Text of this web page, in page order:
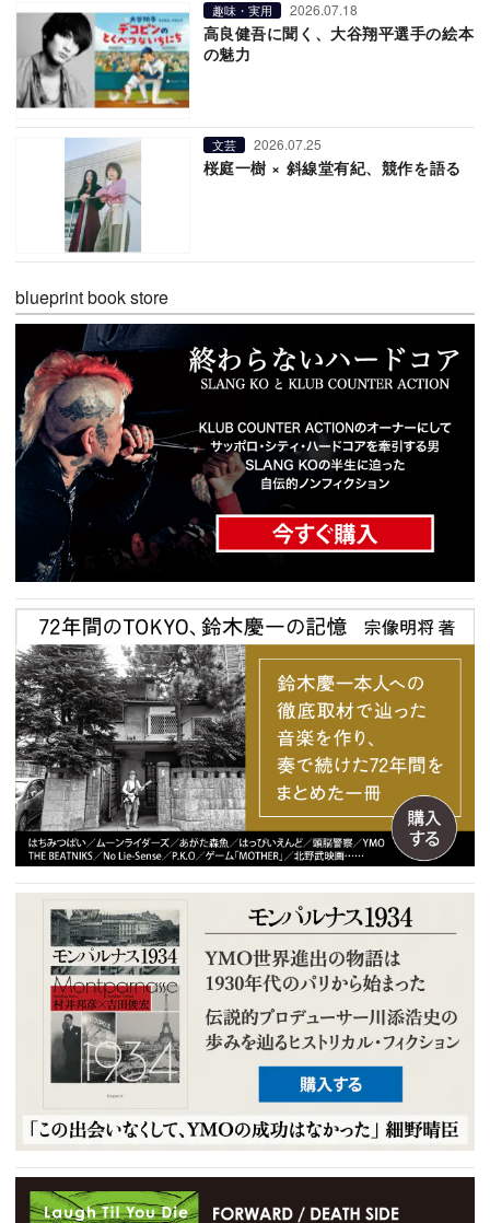
趣味・実用 2026.07.18
高良健吾に聞く、大谷翔平選手の絵本
の魅力
文芸 2026.07.25
桜庭一樹 × 斜線堂有紀、競作を語る
blueprint book store